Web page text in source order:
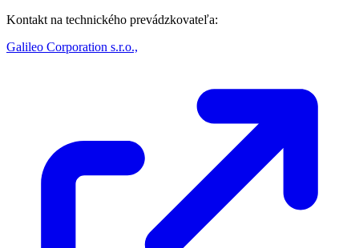
Kontakt na technického prevádzkovateľa:
Galileo Corporation s.r.o.,